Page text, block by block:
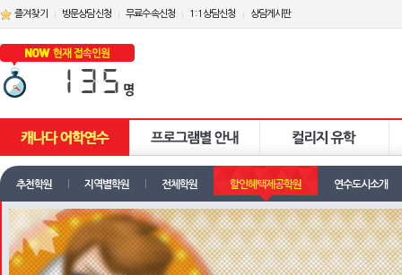
즐겨찾기 방문상담신청 무료수속신청 1:1상담신청 상담게시판
추천학원 지역별학원 전체학원 할인혜택제공학원 연수도시소개